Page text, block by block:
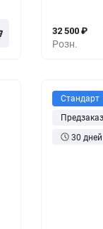
Розн.
32 500 ₽
Стандарт
Предзаказ
30 дней